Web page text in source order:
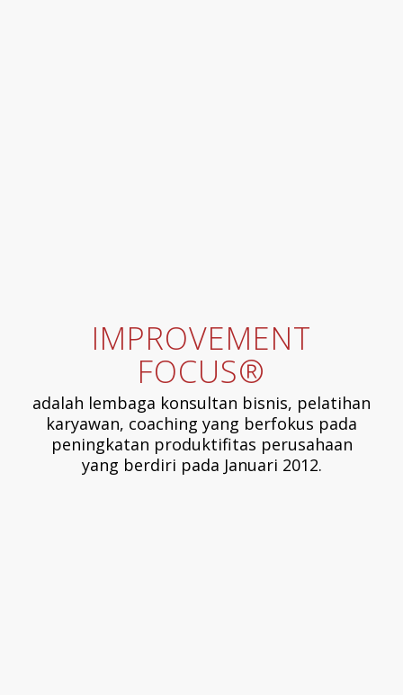
IMPROVEMENT
FOCUS®
adalah lembaga konsultan bisnis, pelatihan
karyawan, coaching yang berfokus pada
peningkatan produktifitas perusahaan
yang berdiri pada Januari 2012.